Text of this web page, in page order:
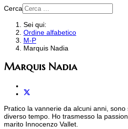
Cerca
Sei qui:
Ordine alfabetico
M-P
Marquis Nadia
Marquis Nadia
Pratico la vannerie da alcuni anni,
diverso tempo. Ho trasmesso la
marito Innocenzo Vallet.